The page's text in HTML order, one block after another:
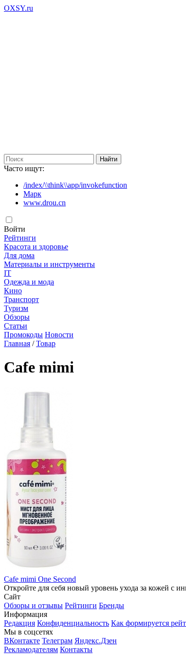
OXSY.ru
Часто ищут:
/index/\\think\\app/invokefunction
Марк
www.drou.cn
Войти
Рейтинги
Красота и здоровье
Для дома
Материалы и инструменты
IT
Одежда и мода
Кино
Транспорт
Туризм
Обзоры
Статьи
Промокоды Новости
Главная /Товар
Cafe mimi
Cafe mimi One Second
Откройте для себя новый уровень ухода за кожей с
Сайт
Обзоры и отзывы Рейтинги Бренды
Информация
Редакция Конфиденциальность Как формируется
Мы в соцсетях
ВКонтакте Телеграм Яндекс.Дзен
Рекламодателям Контакты